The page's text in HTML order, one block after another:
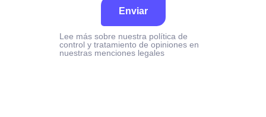
Enviar
Lee más sobre nuestra política de
control y tratamiento de opiniones en
nuestras menciones legales